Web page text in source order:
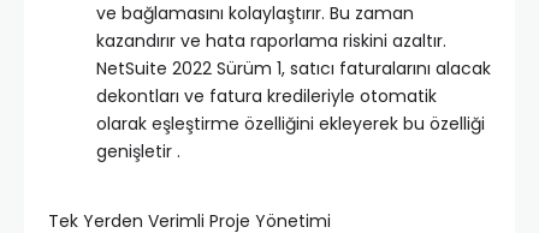
ve bağlamasını kolaylaştırır. Bu zaman
kazandırır ve hata raporlama riskini azaltır.
NetSuite 2022 Sürüm 1, satıcı faturalarını alacak
dekontları ve fatura kredileriyle otomatik
olarak eşleştirme özelliğini ekleyerek bu özelliği
genişletir .
Tek Yerden Verimli Proje Yönetimi